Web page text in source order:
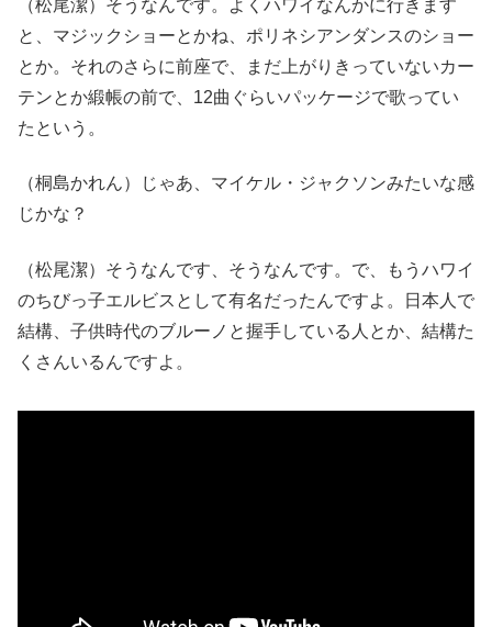
（松尾潔）そうなんです。よくハワイなんかに行きます
と、マジックショーとかね、ポリネシアンダンスのショー
とか。それのさらに前座で、まだ上がりきっていないカー
テンとか緞帳の前で、12曲ぐらいパッケージで歌ってい
たという。
（桐島かれん）じゃあ、マイケル・ジャクソンみたいな感
じかな？
（松尾潔）そうなんです、そうなんです。で、もうハワイ
のちびっ子エルビスとして有名だったんですよ。日本人で
結構、子供時代のブルーノと握手している人とか、結構た
くさんいるんですよ。